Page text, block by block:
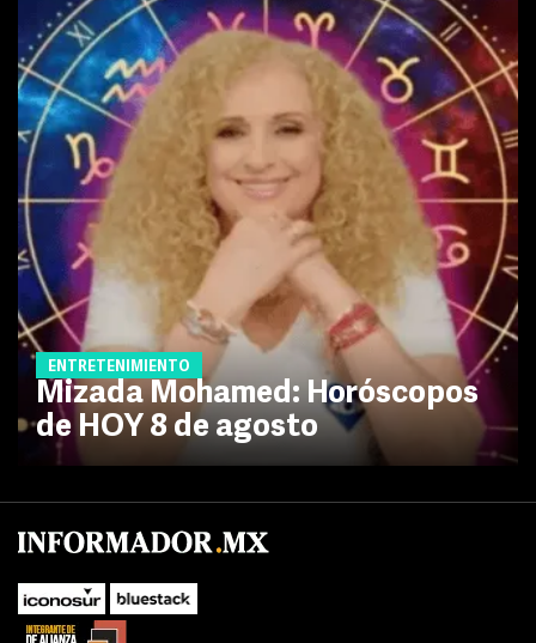
ENTRETENIMIENTO
Mizada Mohamed: Horóscopos
de HOY 8 de agosto